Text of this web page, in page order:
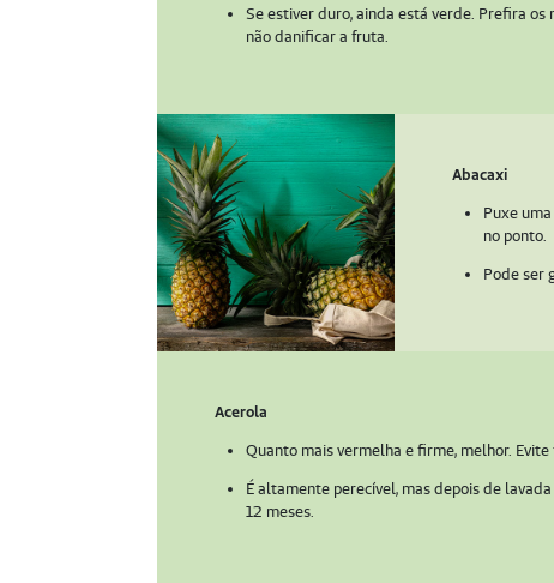
Se estiver duro, ainda está verde. Prefira
não danificar a fruta.
Abacaxi
Puxe
no ponto.
Pode ser
Acerola
Quanto mais vermelha e firme, melhor.
É altamente perecível, mas depois de
12 meses.